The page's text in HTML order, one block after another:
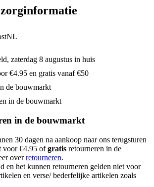
zaterdag 8 augustus in huis
€4.95 en gratis vanaf €50
de bouwmarkt
in de bouwmarkt
in de bouwmarkt
30 dagen na aankoop naar ons terugsturen
voor €4.95 ofgratis retourneren in de
overretourneren.
en het kunnen retourneren gelden niet voor
en verse/ bederfelijke artikelen zoals